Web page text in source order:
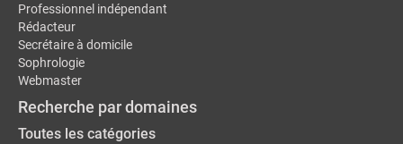
Professionnel indépendant
Rédacteur
Secrétaire à domicile
Sophrologie
Webmaster
Recherche par domaines
Toutes les catégories